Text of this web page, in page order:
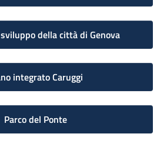
della città di Genova
integrato Caruggi
Parco del Ponte